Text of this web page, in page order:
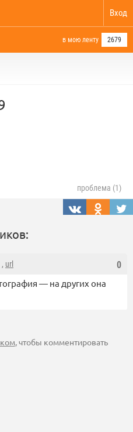
Вход
в мою ленту 2679
проблема (1)
0
url
— на других она
, чтобы комментировать